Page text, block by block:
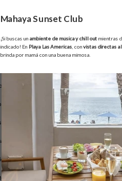
Mahaya Sunset Club
¡Si buscas un ambiente de música y chill out mientras
indicado! En Playa Las Américas , convistas directas
brinda por mamá con una buena mimosa.